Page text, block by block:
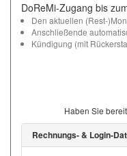
DoReMi-Zugang bis
Den aktuellen (Rest-
Anschließende
Kündigung (mit
Haben Sie
Rechnungs- & Login-